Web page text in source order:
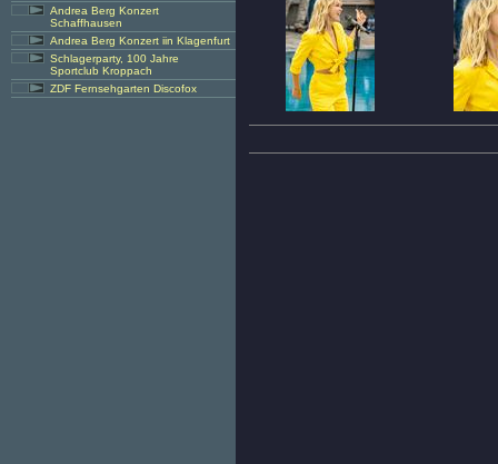
Andrea Berg Konzert
Schaffhausen
Andrea Berg Konzert iin Klagenfurt
Schlagerparty, 100 Jahre
Sportclub Kroppach
ZDF Fernsehgarten Discofox